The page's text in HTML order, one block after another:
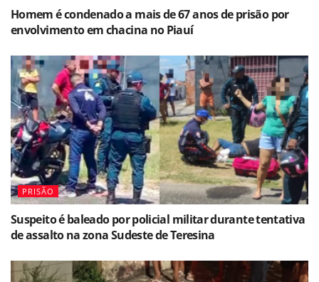
Homem é condenado a mais de 67 anos de prisão por
envolvimento em chacina no Piauí
PRISÃO
Suspeito é baleado por policial militar durante tentativa
de assalto na zona Sudeste de Teresina